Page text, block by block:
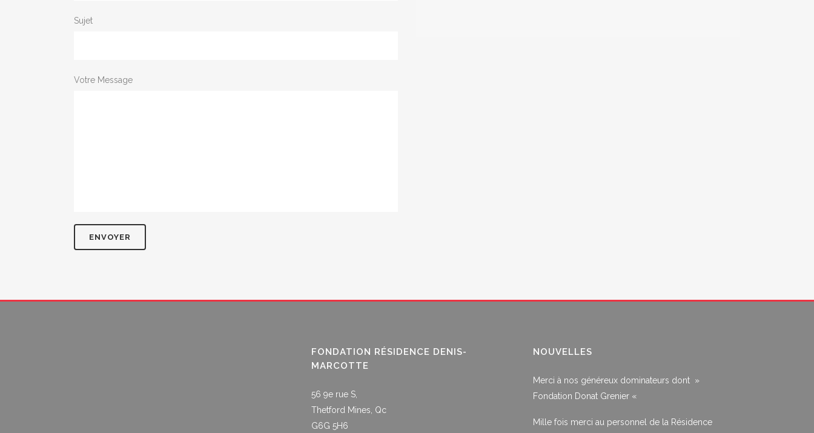
Sujet
Votre Message
FONDATION RÉSIDENCE DENIS-
MARCOTTE
56 9e rue S,
Thetford Mines, Qc
G6G 5H6
NOUVELLES
Merci à nos généreux dominateurs dont »
Fondation Donat Grenier «
Mille fois merci au personnel de la Résidence